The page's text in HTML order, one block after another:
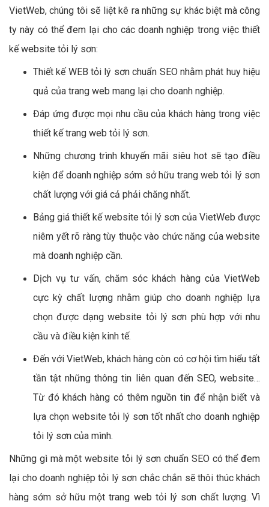
VietWeb, chúng tôi sẽ liệt kê ra những sự khác biệt mà công
ty này có thể đem lại cho các doanh nghiệp trong việc thiết
kế website tỏi lý sơn:
Thiết kế WEB tỏi lý sơn chuẩn SEO nhằm phát huy hiệu
quả của trang web mang lại cho doanh nghiệp.
Đáp ứng được mọi nhu cầu của khách hàng trong việc
thiết kế trang web tỏi lý sơn.
Những chương trình khuyến mãi siêu hot sẽ tạo điều
kiện để doanh nghiệp sớm sở hữu trang web tỏi lý sơn
chất lượng với giá cả phải chăng nhất.
Bảng giá thiết kế website tỏi lý sơn của VietWeb được
niêm yết rõ ràng tùy thuộc vào chức năng của website
mà doanh nghiệp cần.
Dịch vụ tư vấn, chăm sóc khách hàng của VietWeb
cực kỳ chất lượng nhằm giúp cho doanh nghiệp lựa
chọn được dạng website tỏi lý sơn phù hợp với nhu
cầu và điều kiện kinh tế.
Đến với VietWeb, khách hàng còn có cơ hội tìm hiểu tất
tần tật những thông tin liên quan đến SEO, website…
Từ đó khách hàng có thêm nguồn tin để nhận biết và
lựa chọn website tỏi lý sơn tốt nhất cho doanh nghiệp
tỏi lý sơn của mình.
Những gì mà một website tỏi lý sơn chuẩn SEO có thể đem
lại cho doanh nghiệp tỏi lý sơn chắc chắn sẽ thôi thúc khách
hàng sớm sở hữu một trang web tỏi lý sơn chất lượng. Vì